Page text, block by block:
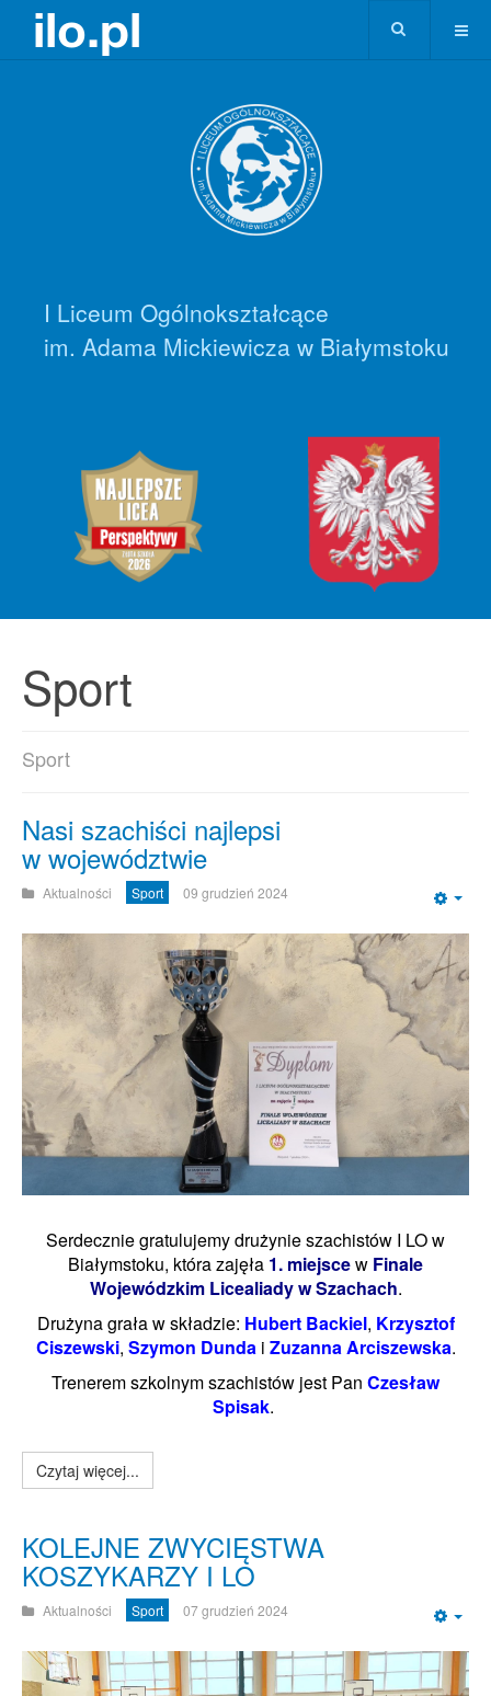
I Liceum Ogólnokształcące
im. Adama Mickiewicza w Białymstoku
Sport
Sport
Nasi szachiści najlepsi
w województwie
Aktualności Sport 09 grudzień 2024
Serdecznie gratulujemy drużynie szachistów I LO w
Białymstoku, która zajęła 1. miejscew Finale
Wojewódzkim Licealiady w Szachach.
Drużyna grała w składzie: Hubert Backiel, Krzysztof
Ciszewski, Szymon Dundai Zuzanna Arciszewska.
Trenerem szkolnym szachistów jest Pan Czesław
Spisak.
Czytaj więcej...
KOLEJNE ZWYCIĘSTWA
KOSZYKARZY I LO
Aktualności Sport 07 grudzień 2024